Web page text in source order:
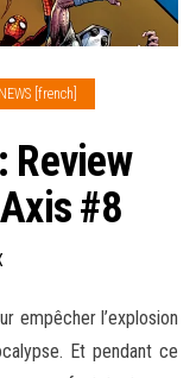
NEWS [french]
Review
#8
empêcher l’explosion
Et pendant ce